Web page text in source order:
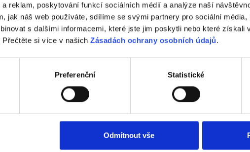
a reklam, poskytování funkcí sociálních médií a analýze naší
jak náš web používáte, sdílíme se svými partnery pro sociální média,
s dalšími informacemi, které jste jim poskytli nebo které získali
Přečtěte si více v našich Zásadách ochrany osobních údajů.
Preferenční Statistické
Odmítnout vše